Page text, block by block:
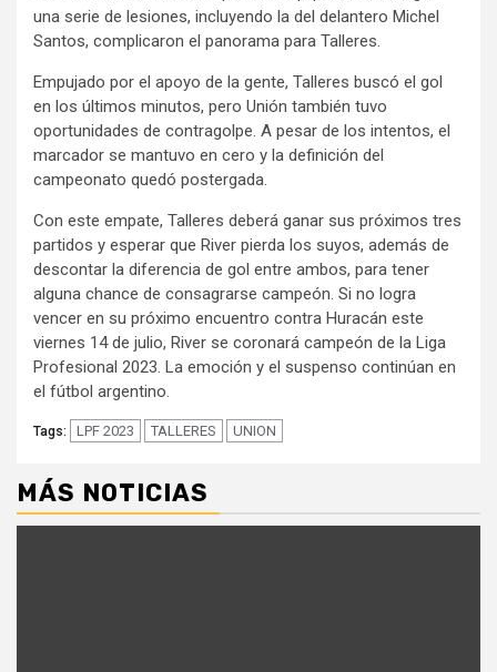
una serie de lesiones, incluyendo la del delantero Michel
Santos, complicaron el panorama para Talleres.
Empujado por el apoyo de la gente, Talleres buscó el gol
en los últimos minutos, pero Unión también tuvo
oportunidades de contragolpe. A pesar de los intentos, el
marcador se mantuvo en cero y la definición del
campeonato quedó postergada.
Con este empate, Talleres deberá ganar sus próximos tres
partidos y esperar que River pierda los suyos, además de
descontar la diferencia de gol entre ambos, para tener
alguna chance de consagrarse campeón. Si no logra
vencer en su próximo encuentro contra Huracán este
viernes 14 de julio, River se coronará campeón de la Liga
Profesional 2023. La emoción y el suspenso continúan en
el fútbol argentino.
Tags: LPF 2023 TALLERES UNION
MÁS NOTICIAS